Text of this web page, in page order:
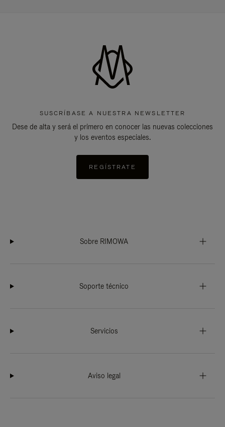
SUSCRÍBASE A NUESTRA NEWSLETTER
Dese de alta y será el primero en conocer las nuevas colecciones
y los eventos especiales.
REGÍSTRATE
Sobre RIMOWA
Soporte técnico
Servicios
Aviso legal